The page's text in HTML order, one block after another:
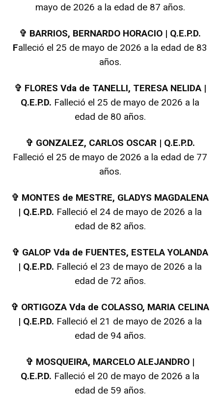
mayo de 2026 a la edad de 87 años.
✞ BARRIOS, BERNARDO HORACIO | Q.E.P.D.
Falleció el 25 de mayo de 2026 a la edad de 83
años.
✞ FLORES Vda de TANELLI, TERESA NELIDA |
Q.E.P.D. Falleció el 25 de mayo de 2026 a la
edad de 80 años.
✞ GONZALEZ, CARLOS OSCAR | Q.E.P.D.
Falleció el 25 de mayo de 2026 a la edad de 77
años.
✞ MONTES de MESTRE, GLADYS MAGDALENA
| Q.E.P.D. Falleció el 24 de mayo de 2026 a la
edad de 82 años.
✞ GALOP Vda de FUENTES, ESTELA YOLANDA
| Q.E.P.D. Falleció el 23 de mayo de 2026 a la
edad de 72 años.
✞ ORTIGOZA Vda de COLASSO, MARIA CELINA
| Q.E.P.D. Falleció el 21 de mayo de 2026 a la
edad de 94 años.
✞ MOSQUEIRA, MARCELO ALEJANDRO |
Q.E.P.D. Falleció el 20 de mayo de 2026 a la
edad de 59 años.